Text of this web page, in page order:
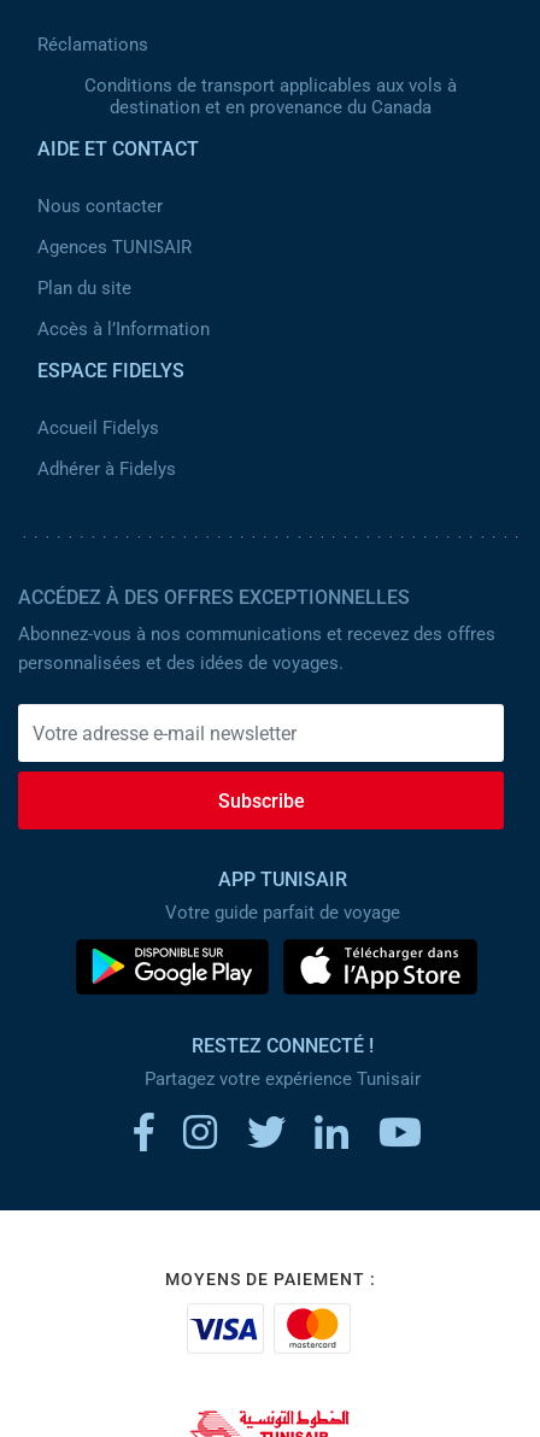
Réclamations
Conditions de transport applicables aux vols à
destination et en provenance du Canada
AIDE ET CONTACT
Nous contacter
Agences TUNISAIR
Plan du site
Accès à l’Information
ESPACE FIDELYS
Accueil Fidelys
Adhérer à Fidelys
ACCÉDEZ À DES OFFRES EXCEPTIONNELLES
Abonnez-vous à nos communications et recevez des offres
personnalisées et des idées de voyages.
Subscribe
APP TUNISAIR
Votre guide parfait de voyage
RESTEZ CONNECTÉ !
Partagez votre expérience Tunisair
MOYENS DE PAIEMENT :